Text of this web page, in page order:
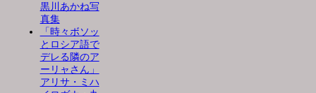
黒川あかね写
真集
「時々ボソッ
とロシア語で
デレる隣のア
ーリャさん」
アリサ・ミハ